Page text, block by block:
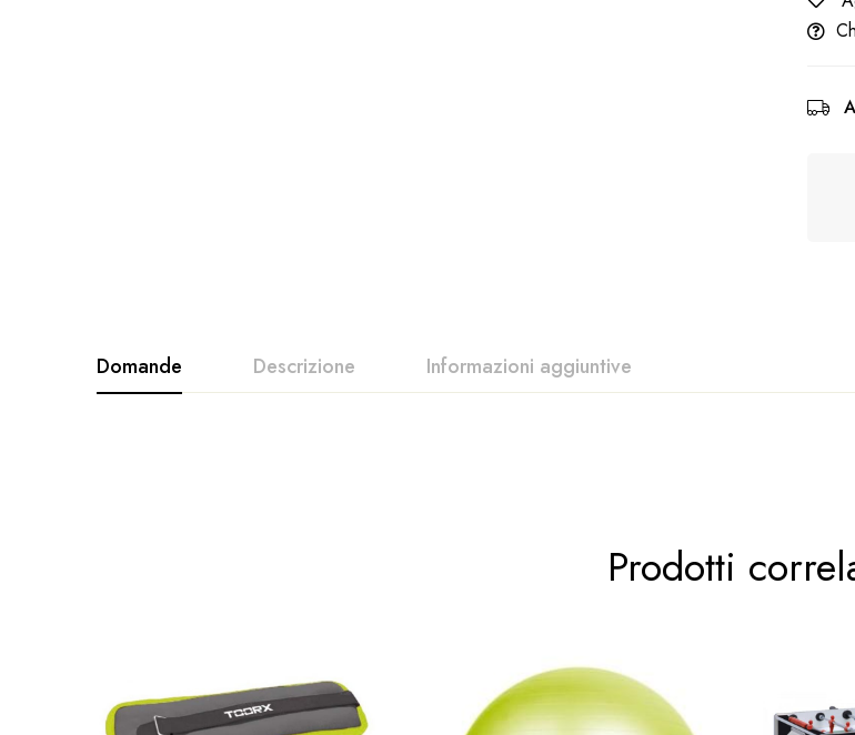
Domande Descrizione Informazioni aggiuntive
materiali morbidi ma allo stesso
Prodotti